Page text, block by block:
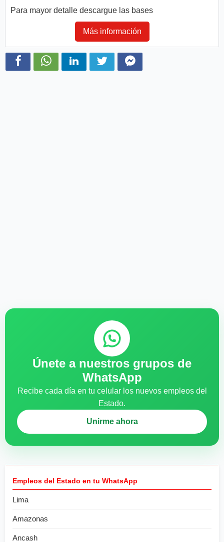
Para mayor detalle descargue las bases
Más información
Únete a nuestros grupos de
WhatsApp
Recibe cada día en tu celular los nuevos empleos del
Estado.
Unirme ahora
Empleos del Estado en tu WhatsApp
Lima
Amazonas
Ancash